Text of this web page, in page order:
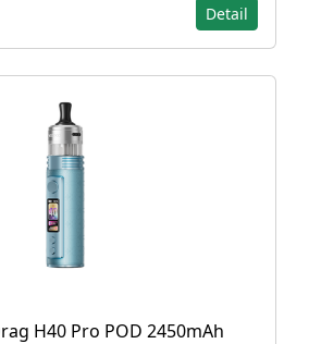
Detail
H40 Pro POD 2450mAh